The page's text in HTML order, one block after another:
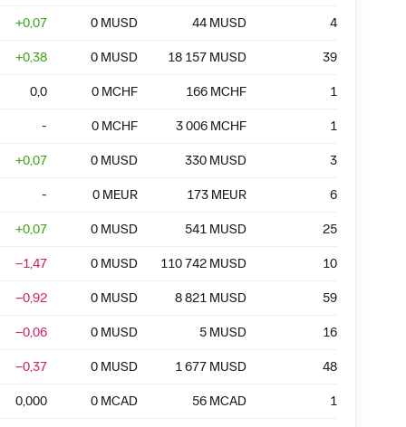
+0,07 0 MUSD 44 MUSD 4
+0,38 0 MUSD 18 157 MUSD 39
0,0 0 MCHF 166 MCHF 1
- 0 MCHF 3 006 MCHF 1
+0,07 0 MUSD 330 MUSD 3
- 0 MEUR 173 MEUR 6
+0,07 0 MUSD 541 MUSD 25
−1,47 0 MUSD 110 742 MUSD 10
−0,92 0 MUSD 8 821 MUSD 59
−0,06 0 MUSD 5 MUSD 16
−0,37 0 MUSD 1 677 MUSD 48
0,000 0 MCAD 56 MCAD 1